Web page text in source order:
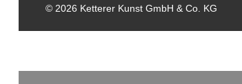
© 2026 Ketterer Kunst GmbH & Co. KG